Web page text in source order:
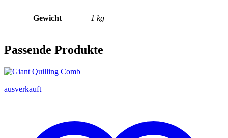
Gewicht 1 kg
Passende Produkte
ausverkauft